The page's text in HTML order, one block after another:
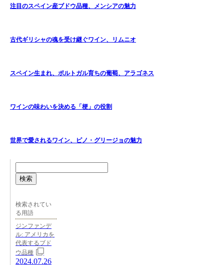
注目のスペイン産ブドウ品種、メンシアの魅力
古代ギリシャの魂を受け継ぐワイン、リムニオ
スペイン生まれ、ポルトガル育ちの葡萄、アラゴネス
ワインの味わいを決める「梗」の役割
世界で愛されるワイン、ピノ・グリージョの魅力
検索
検索されてい
る用語
ジンファンデ
ル: アメリカを
代表するブド
ウ品種
2024.07.26